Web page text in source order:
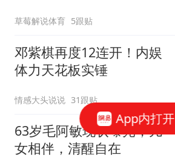
草莓解说体育 5跟贴
邓紫棋再度12连开！内娱
体力天花板实锤
情感大头说说 31跟贴
63岁毛阿敏现状曝光，儿
女相伴，清醒自在
App内打开